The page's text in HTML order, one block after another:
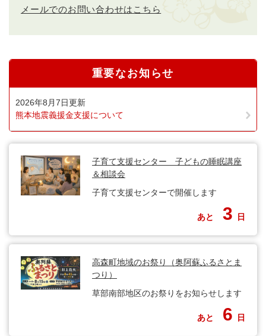
メールでのお問い合わせはこちら
重要なお知らせ
2026年8月7日更新
熊本地震義援金支援について
子育て支援センター 子どもの睡眠講座
＆相談会
子育て支援センターで開催します
あと 3 日
高森町地域のお祭り（奥阿蘇ふるさとま
つり）
草部南部地区のお祭りをお知らせします
あと 6 日